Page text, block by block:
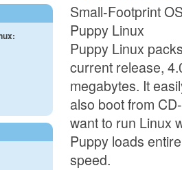
Small-Footprint
Puppy Linux
Puppy Linux
current release,
megabytes. It
also boot from
want to run Linux
Puppy loads
speed.